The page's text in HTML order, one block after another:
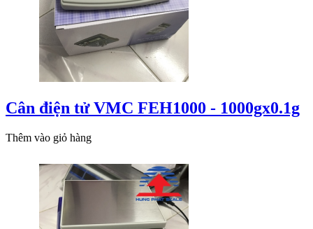
Cân điện tử VMC FEH1000 - 1000gx0.1g
Thêm vào giỏ hàng